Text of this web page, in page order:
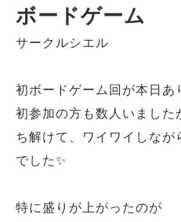
ボードゲーム
サークルシエル
初ボードゲーム回が本日
初参加の方も数人いまし
ち解けて、ワイワイしな
でした✨
特に盛りが上がったのが